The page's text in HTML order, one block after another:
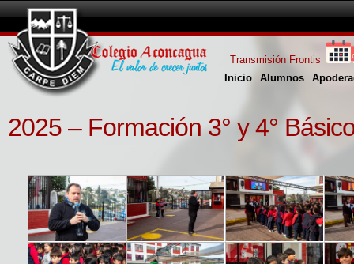
Inicio Alumnos
Transmisión Frontis
2025 – Formación 3° y 4°